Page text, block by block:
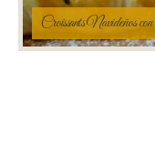
Croissants Navideños